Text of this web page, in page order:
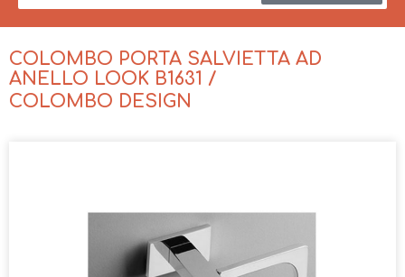
COLOMBO PORTA SALVIETTA AD
ANELLO LOOK B1631 /
COLOMBO DESIGN